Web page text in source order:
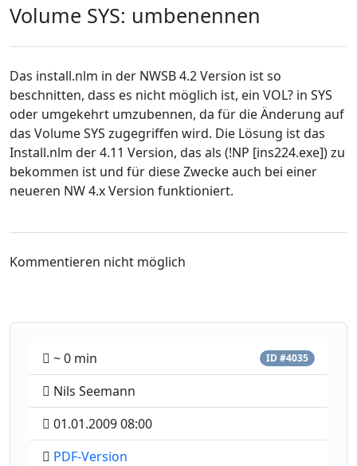
Volume SYS: umbenennen
Das install.nlm in der NWSB 4.2 Version ist so
beschnitten, dass es nicht möglich ist, ein VOL? in SYS
oder umgekehrt umzubennen, da für die Änderung auf
das Volume SYS zugegriffen wird. Die Lösung ist das
Install.nlm der 4.11 Version, das als (!NP [ins224.exe]) zu
bekommen ist und für diese Zwecke auch bei einer
neueren NW 4.x Version funktioniert.
Kommentieren nicht möglich
~ 0 min ID #4035
Nils Seemann
01.01.2009 08:00
PDF-Version